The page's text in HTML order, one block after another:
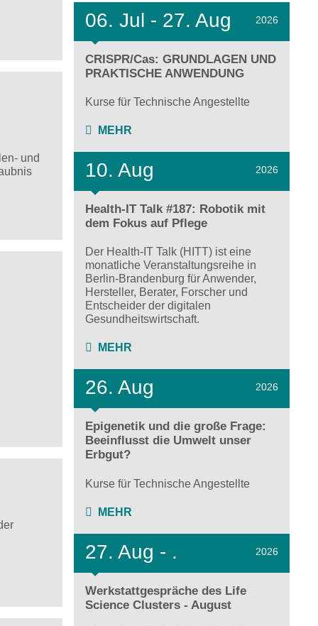
und
06. Jul - 27. Aug 2026
CRISPR/Cas: GRUNDLAGEN UND
PRAKTISCHE ANWENDUNG
Kurse für Technische Angestellte
MEHR
10. Aug 2026
Health-IT Talk #187: Robotik mit
dem Fokus auf Pflege
Der Health-IT Talk (HITT) ist eine
monatliche Veranstaltungsreihe in
Berlin-Brandenburg für Anwender,
Hersteller, Berater, Forscher und
Entscheider der digitalen
Gesundheitswirtschaft.
MEHR
26. Aug 2026
Epigenetik und die große Frage:
Beeinflusst die Umwelt unser
Erbgut?
Kurse für Technische Angestellte
MEHR
27. Aug - . 2026
Werkstattgespräche des Life
Science Clusters - August